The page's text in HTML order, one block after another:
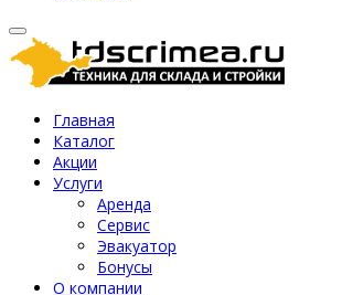
Главная
Каталог
Акции
Услуги
Аренда
Сервис
Эвакуатор
Бонусы
О компании